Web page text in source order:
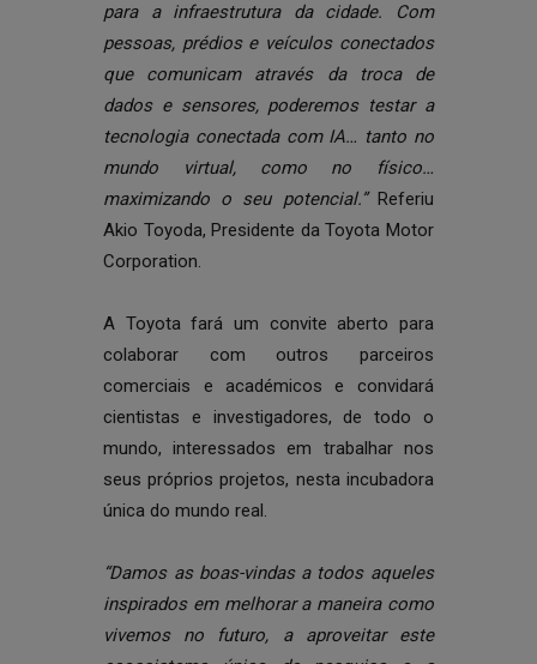
para a infraestrutura da cidade. Com
pessoas, prédios e veículos conectados
que comunicam através da troca de
dados e sensores, poderemos testar a
tecnologia conectada com IA… tanto no
mundo virtual, como no físico…
maximizando o seu potencial.”Referiu
Akio Toyoda, Presidente da Toyota Motor
Corporation.
A Toyota fará um convite aberto para
colaborar com outros parceiros
comerciais e académicos e convidará
cientistas e investigadores, de todo o
mundo, interessados em trabalhar nos
seus próprios projetos, nesta incubadora
única do mundo real.
“Damos as boas-vindas a todos aqueles
inspirados em melhorar a maneira como
vivemos no futuro, a aproveitar este